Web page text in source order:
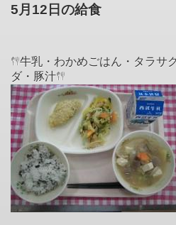
5月12日の給食
牛乳・わかめごはん・タラサ
ダ・豚汁